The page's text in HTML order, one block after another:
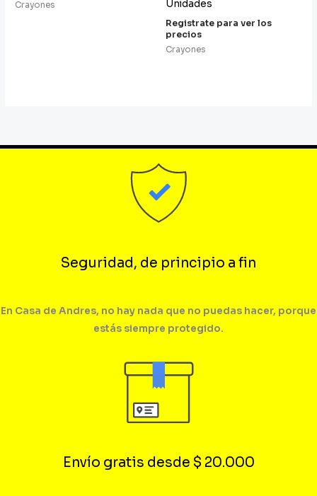
Crayones
Unidades
Registrate para ver los
precios
Crayones
Seguridad, de principio a fin
En Casa de Andres, no hay nada que no puedas hacer, porque
estás siempre protegido.
Envío gratis desde $ 20.000